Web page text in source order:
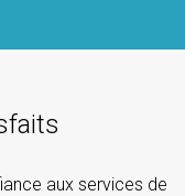
aux services de